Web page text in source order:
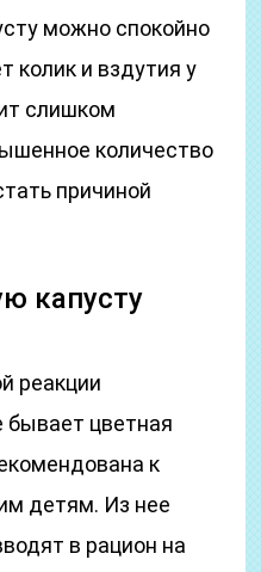
можно спокойно
колик и вздутия у
слишком
количество
причиной
капусту
реакции
бывает цветная
к
детям. Из нее
в рацион на